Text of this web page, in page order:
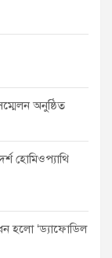
অনুষ্ঠিত
হোমিওপ্যাথি
হলো ‘ড্যাফোডিল